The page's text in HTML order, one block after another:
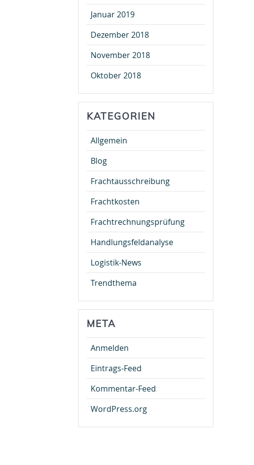
Januar 2019
Dezember 2018
November 2018
Oktober 2018
KATEGORIEN
Allgemein
Blog
Frachtausschreibung
Frachtkosten
Frachtrechnungsprüfung
Handlungsfeldanalyse
Logistik-News
Trendthema
META
Anmelden
Eintrags-Feed
Kommentar-Feed
WordPress.org